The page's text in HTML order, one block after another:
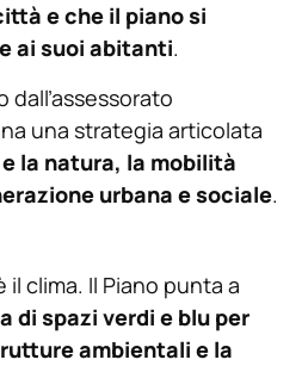
e che il piano si
ai suoi abitanti.
dall’assessorato
una strategia articolata
la natura, la mobilità
urbana e sociale.
clima. Il Piano punta a
di spazi verdi e blu per
ambientali e la